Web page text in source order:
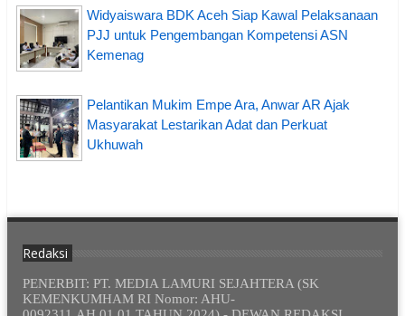
Widyaiswara BDK Aceh Siap Kawal Pelaksanaan
PJJ untuk Pengembangan Kompetensi ASN
Kemenag
Pelantikan Mukim Empe Ara, Anwar AR Ajak
Masyarakat Lestarikan Adat dan Perkuat
Ukhuwah
Redaksi
PENERBIT: PT. MEDIA LAMURI SEJAHTERA (SK
KEMENKUMHAM RI Nomor: AHU-